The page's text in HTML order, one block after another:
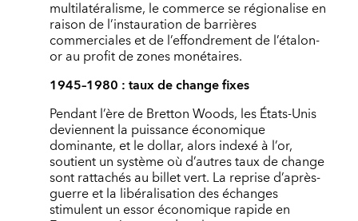
multilatéralisme, le commerce se régionalise en
raison de l’instauration de barrières
commerciales et de l’effondrement de l’étalon-
or au profit de zones monétaires.
1945–1980 : taux de change fixes
Pendant l’ère de Bretton Woods, les États-Unis
deviennent la puissance économique
dominante, et le dollar, alors indexé à l’or,
soutient un système où d’autres taux de change
sont rattachés au billet vert. La reprise d’après-
guerre et la libéralisation des échanges
stimulent un essor économique rapide en